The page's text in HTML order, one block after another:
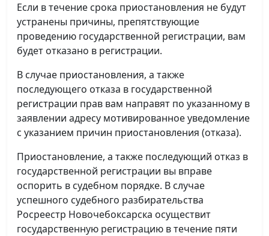
Если в течение срока приостановления не будут
устранены причины, препятствующие
проведению государственной регистрации, вам
будет отказано в регистрации.
В случае приостановления, а также
последующего отказа в государственной
регистрации прав вам направят по указанному в
заявлении адресу мотивированное уведомление
с указанием причин приостановления (отказа).
Приостановление, а также последующий отказ в
государственной регистрации вы вправе
оспорить в судебном порядке. В случае
успешного судебного разбирательства
Росреестр Новочебоксарска осуществит
государственную регистрацию в течение пяти